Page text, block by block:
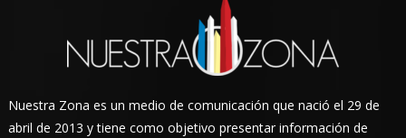
Nuestra Zona es un medio de comunicación que nació el 29 de
abril de 2013 y tiene como objetivo presentar información de